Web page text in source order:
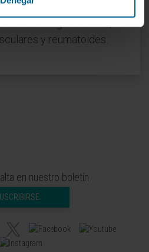
en cáncer,
y reumatoides.
en nuestro boletín